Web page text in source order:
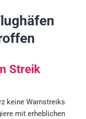
Streik
keine Warnstreiks
mit erheblichen